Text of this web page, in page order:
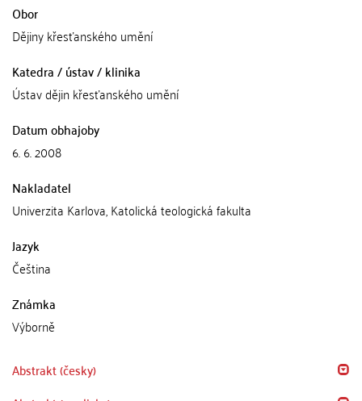
Obor
Dějiny křesťanského umění
Katedra / ústav / klinika
Ústav dějin křesťanského umění
Datum obhajoby
6. 6. 2008
Nakladatel
Univerzita Karlova, Katolická teologická fakulta
Jazyk
Čeština
Známka
Výborně
Abstrakt (česky)